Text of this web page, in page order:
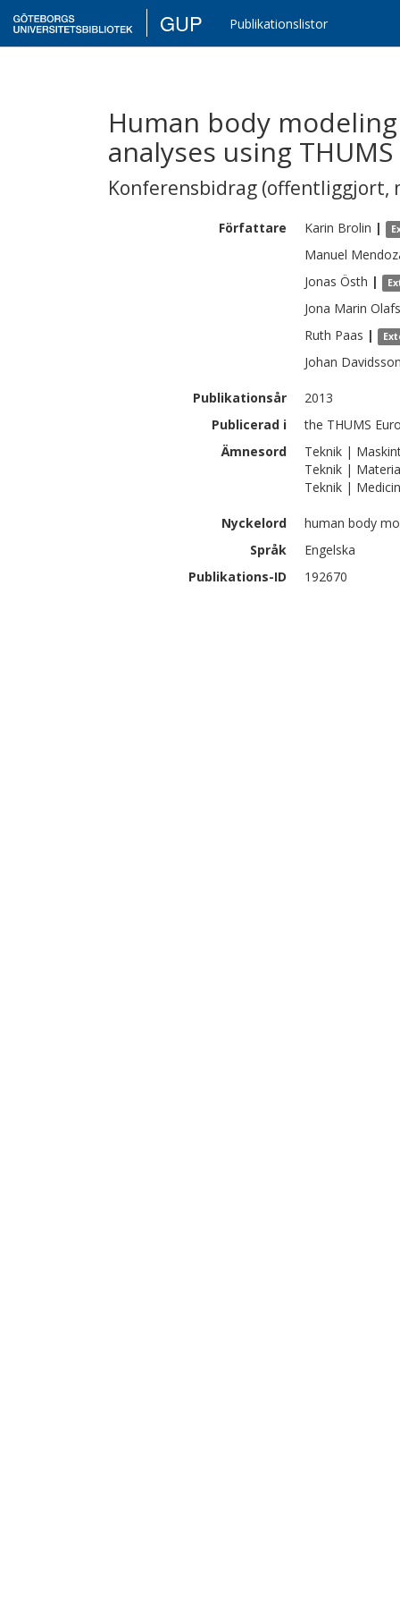
GUP Publikationslistor
Human body
analyses using THUMS
Konferensbidrag (offentliggjort,
Författare Karin Brolin |
Manuel
Jonas Östh |
Jona Marin
Ruth Paas |
Johan
Publikationsår
2013
Publicerad i
the THUMS
Ämnesord
Teknik |
Teknik |
Teknik |
Nyckelord
human body
Språk
Engelska
Publikations-ID
192670